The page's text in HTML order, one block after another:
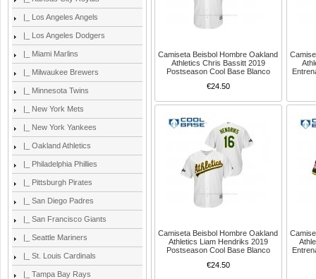
|_ Los Angeles Angels
|_ Los Angeles Dodgers
|_ Miami Marlins
|_ Milwaukee Brewers
|_ Minnesota Twins
|_ New York Mets
|_ New York Yankees
|_ Oakland Athletics
|_ Philadelphia Phillies
|_ Pittsburgh Pirates
|_ San Diego Padres
|_ San Francisco Giants
|_ Seattle Mariners
|_ St. Louis Cardinals
|_ Tampa Bay Rays
Camiseta Beisbol Hombre Oakland
Athletics Chris Bassitt 2019
Postseason Cool Base Blanco
€24.50
Camiseta Beisbol Hombre Oakland
Athletics Liam Hendriks 2019
Postseason Cool Base Blanco
€24.50